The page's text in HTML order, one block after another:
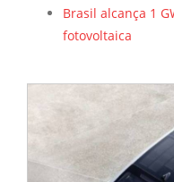
Brasil alcança 1
fotovoltaica